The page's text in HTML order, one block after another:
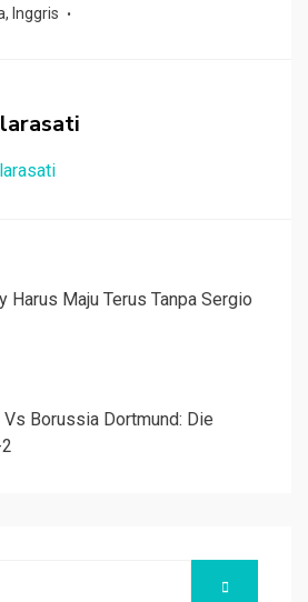
p
, Inggris
larasati
Harus Maju Terus Tanpa Sergio
Borussia Dortmund: Die
SEARCH